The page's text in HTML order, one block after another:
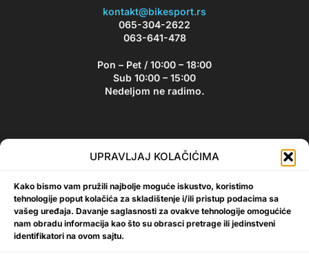
UPRAVLJAJ KOLAČIĆIMA
Kako bismo vam pružili najbolje moguće iskustvo, koristimo
tehnologije poput kolačića za skladištenje i/ili pristup podacima sa
vašeg uređaja. Davanje saglasnosti za ovakve tehnologije omogućiće
nam obradu informacija kao što su obrasci pretrage ili jedinstveni
identifikatori na ovom sajtu.
kontakt@bikesport.rs
065-304-2622
063-641-478
Pon – Pet / 10:00 – 18:00
Sub 10:00 – 15:00
Nedeljom ne radimo.
Bikesport Newsletter
akcijama i popustima!